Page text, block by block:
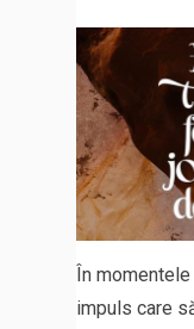
În
impuls care